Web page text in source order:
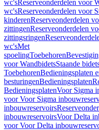
wc'sReserveonderdelen voor
wc'sReserveonderdelen voor
kinderenReserveonderdelen
zittingenReserveonderdelen
zittingsringen
wc'sMet
spoelingToebehoren
voor WandbidetsStaande
ToebehorenBedieningsplaten
besturingenBedieningsplaten
BedieningsplatenVoor Sigma
voor Voor Sigma
inbouwreservoirs
inbouwreservoirsVoor Delta
voor Voor Delta